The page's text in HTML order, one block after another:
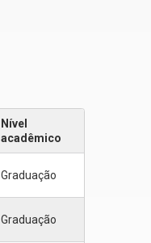
Nível
acadêmico
Graduação
Graduação